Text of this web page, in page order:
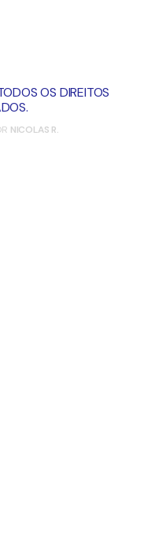
OS DIREITOS
NICOLAS R.